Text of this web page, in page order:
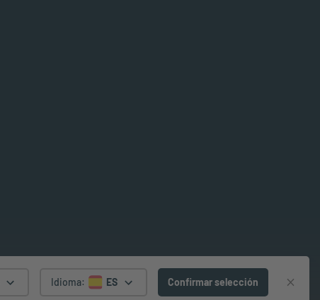
Idioma: ES Confirmar selección